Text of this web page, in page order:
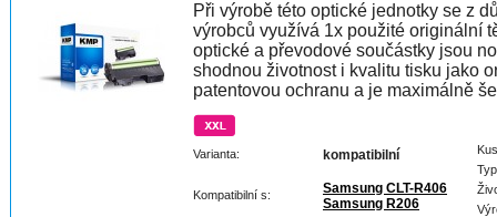
Při výrobě této optické jednotky se z
výrobců využívá 1x použité originální
optické a převodové součástky jsou
shodnou životnost i kvalitu tisku jako
patentovou ochranu a je maximálně
Varianta: kompatibilní
Kompatibilní s:
Samsung CLT-R406
Samsung R206